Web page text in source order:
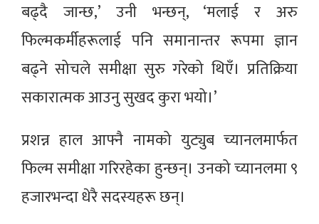
बढ्दै जान्छ,’ उनी भन्छन्, ‘मलाई र अरु
फिल्मकर्मीहरूलाई पनि समानान्तर रूपमा ज्ञान
बढ्ने सोचले समीक्षा सुरु गरेको थिएँ। प्रतिक्रिया
सकारात्मक आउनु सुखद कुरा भयो।’
प्रशन्न हाल आफ्नै नामको युट्युब च्यानलमार्फत
फिल्म समीक्षा गरिरहेका हुन्छन्। उनको च्यानलमा ९
हजारभन्दा धेरै सदस्यहरू छन्।